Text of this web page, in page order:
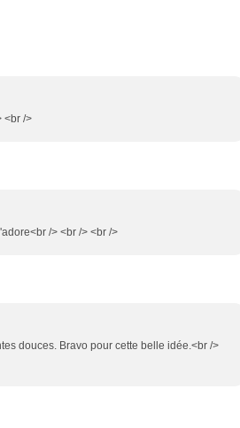
<br />
/> <br /> <br />
douces. Bravo pour cette belle idée.<br />